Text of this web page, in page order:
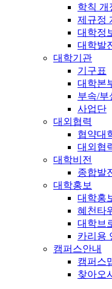
학칙 개
제규정
대학정
대학발
대학기관
기구표
대학본
부속/부
사업단
대외협력
협약대
대외협
대학비전
종합발
대학홍보
대학홍
혜천타
대학브
카리용
캠퍼스안내
캠퍼스
찾아오